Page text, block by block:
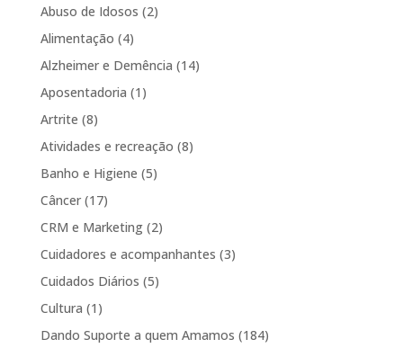
Abuso de Idosos (2)
Alimentação (4)
Alzheimer e Demência (14)
Aposentadoria (1)
Artrite (8)
Atividades e recreação (8)
Banho e Higiene (5)
Câncer(17)
CRM e Marketing(2)
Cuidadores e acompanhantes (3)
Cuidados Diários (5)
Cultura (1)
Dando Suporte a quem Amamos (184)